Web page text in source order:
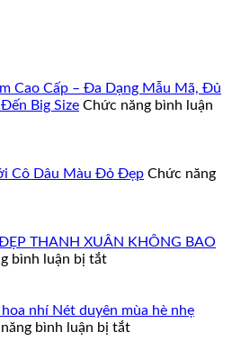
Cao Cấp – Đa Dạng Mẫu Mã, Đủ
Big Size Chức năng bình luận
Cô Dâu Màu Đỏ Đẹp Chức năng
THANH XUÂN KHÔNG BAO
bình luận bị tắtở
TRẮNG
VẺ
nhí Nét duyên mùa hè nhẹ
bình luận bị tắtở